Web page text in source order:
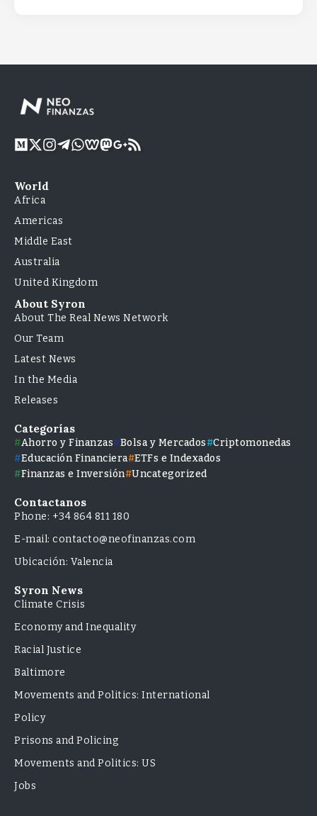
World
Africa
Americas
Middle East
Australia
United Kingdom
About Syron
About The Real News Network
Our Team
Latest News
In the Media
Releases
Categorías
Ahorro y Finanzas Bolsa y Mercados
Criptomonedas
Educación Financiera ETFs e Indexados
Finanzas e Inversión Uncategorized
Contactanos
Phone: +34 864 811 180
E-mail: contacto@neofinanzas.com
Ubicación: Valencia
Syron News
Climate Crisis
Economy and Inequality
Racial Justice
Baltimore
Movements and Politics: International
Policy
Prisons and Policing
Movements and Politics: US
Jobs